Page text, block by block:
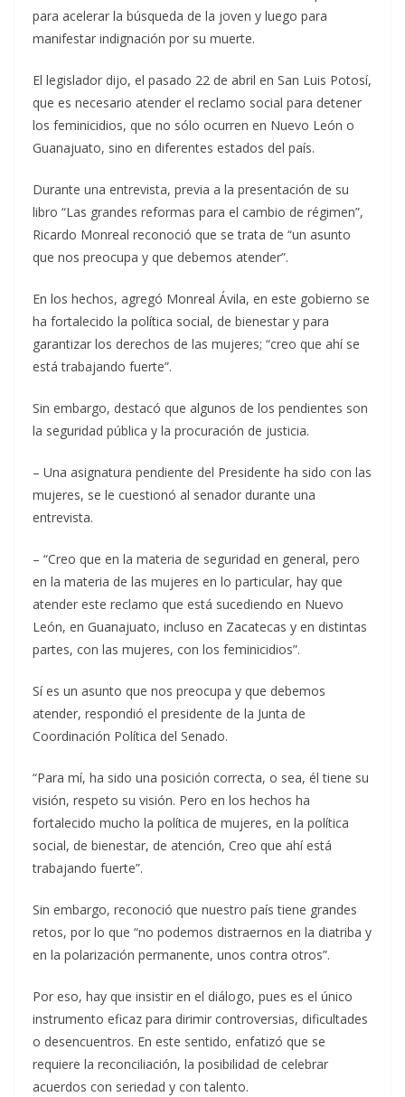
para acelerar la búsqueda de la joven y luego para
manifestar indignación por su muerte.
El legislador dijo, el pasado 22 de abril en San Luis Potosí,
que es necesario atender el reclamo social para detener
los feminicidios, que no sólo ocurren en Nuevo León o
Guanajuato, sino en diferentes estados del país.
Durante una entrevista, previa a la presentación de su
libro “Las grandes reformas para el cambio de régimen”,
Ricardo Monreal reconoció que se trata de “un asunto
que nos preocupa y que debemos atender”.
En los hechos, agregó Monreal Ávila, en este gobierno se
ha fortalecido la política social, de bienestar y para
garantizar los derechos de las mujeres; “creo que ahí se
está trabajando fuerte”.
Sin embargo, destacó que algunos de los pendientes son
la seguridad pública y la procuración de justicia.
– Una asignatura pendiente del Presidente ha sido con las
mujeres, se le cuestionó al senador durante una
entrevista.
– “Creo que en la materia de seguridad en general, pero
en la materia de las mujeres en lo particular, hay que
atender este reclamo que está sucediendo en Nuevo
León, en Guanajuato, incluso en Zacatecas y en distintas
partes, con las mujeres, con los feminicidios”.
Sí es un asunto que nos preocupa y que debemos
atender, respondió el presidente de la Junta de
Coordinación Política del Senado.
“Para mí, ha sido una posición correcta, o sea, él tiene su
visión, respeto su visión. Pero en los hechos ha
fortalecido mucho la política de mujeres, en la política
social, de bienestar, de atención, Creo que ahí está
trabajando fuerte”.
Sin embargo, reconoció que nuestro país tiene grandes
retos, por lo que “no podemos distraernos en la diatriba y
en la polarización permanente, unos contra otros”.
Por eso, hay que insistir en el diálogo, pues es el único
instrumento eficaz para dirimir controversias, dificultades
o desencuentros. En este sentido, enfatizó que se
requiere la reconciliación, la posibilidad de celebrar
acuerdos con seriedad y con talento.